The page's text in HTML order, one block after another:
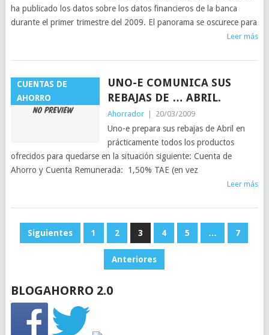
ha publicado los datos sobre los datos financieros de la banca
durante el primer trimestre del 2009. El panorama se oscurece para
Leer más
CUENTAS DE
AHORRO
UNO-E COMUNICA SUS
REBAJAS DE … ABRIL.
Ahorrador 20/03/2009
Uno-e prepara sus rebajas de Abril en
prácticamente todos los productos
ofrecidos para quedarse en la situación siguiente: Cuenta de
Ahorro y Cuenta Remunerada: 1,50% TAE (en vez
Leer más
PAGINACIÓN
Siguientes 1 2 3 4 5 … 7
Anteriores
BLOGAHORRO 2.0